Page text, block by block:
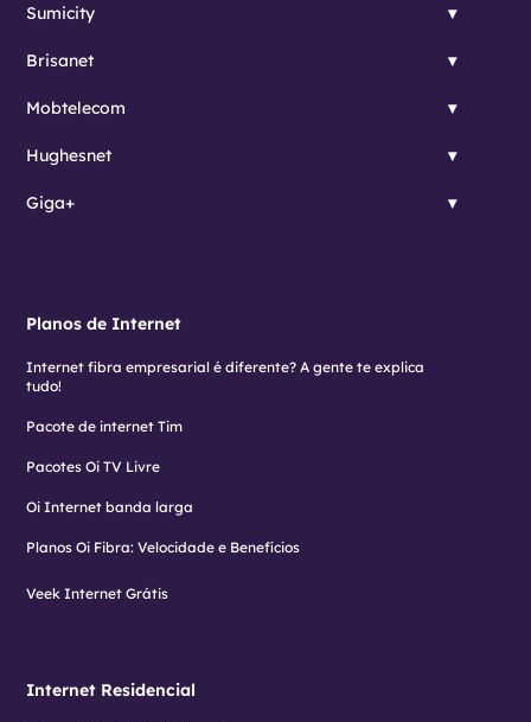
Sumicity
Brisanet
Mobtelecom
Hughesnet
Giga+
Planos de Internet
Internet fibra empresarial é diferente? A gente te explica
tudo!
Pacote de internet Tim
Pacotes Oi TV Livre
Oi Internet banda larga
Planos Oi Fibra: Velocidade e Benefícios
Veek Internet Grátis
Internet Residencial